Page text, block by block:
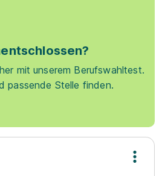
mit unserem Berufswahltest.
passende Stelle finden.